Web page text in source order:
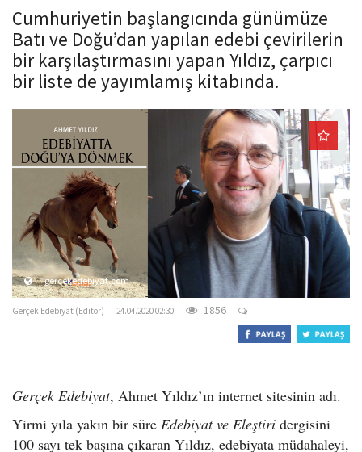
Cumhuriyetin başlangıcında günümüze
Batı ve Doğu’dan yapılan edebi çevirilerin
bir karşılaştırmasını yapan Yıldız, çarpıcı
bir liste de yayımlamış kitabında.
gercekedebiyat.com
Gerçek Edebiyat (Editör) 24.04.2020 02:30 1856
Gerçek Edebiyat, Ahmet Yıldız’ın internet sitesinin adı.
Yirmi yıla yakın bir süre Edebiyat ve Eleştiri dergisini
100 sayı tek başına çıkaran Yıldız, edebiyata müdahaleyi,